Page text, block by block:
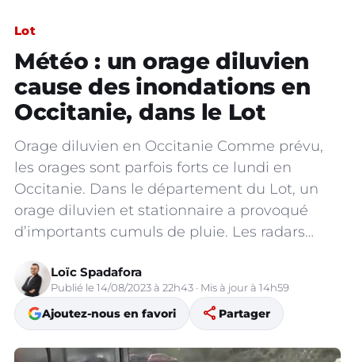
Lot
Météo : un orage diluvien
cause des inondations en
Occitanie, dans le Lot
Orage diluvien en Occitanie Comme prévu,
les orages sont parfois forts ce lundi en
Occitanie. Dans le département du Lot, un
orage diluvien et stationnaire a provoqué
d’importants cumuls de pluie. Les radars…
Loïc Spadafora
Publié le 14/08/2023 à 22h43 · Mis à jour à 14h59
Ajoutez-nous en favori share Partager